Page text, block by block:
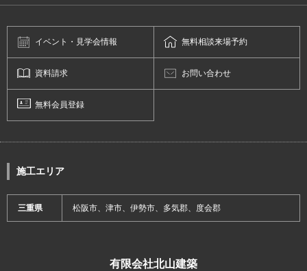
イベント・ 見学会情報 無料相談来場予約
資料請求 お問い合わせ
無料会員登録
施工エリア
三重県 松阪市、津市、伊勢市、多気郡、度会郡
有限会社北山建築